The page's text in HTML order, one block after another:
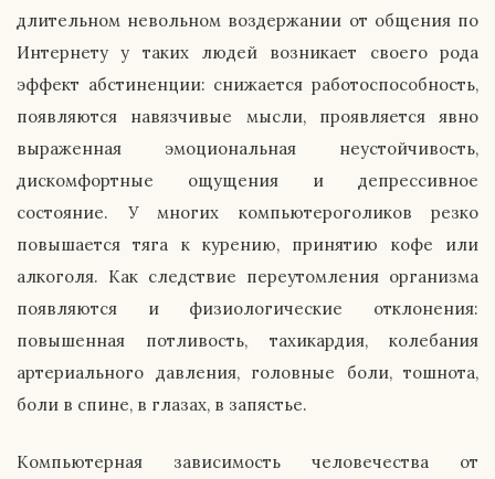
длительном невольном воздержании от общения по
Интернету у таких людей возникает своего рода
эффект абстиненции: снижается работоспособность,
появляются навязчивые мысли, проявляется явно
выраженная эмоциональная неустойчивость,
дискомфортные ощущения и депрессивное
состояние. У многих компьютероголиков резко
повышается тяга к курению, принятию кофе или
алкоголя. Как следствие переутомления организма
появляются и физиологические отклонения:
повышенная потливость, тахикардия, колебания
артериального давления, головные боли, тошнота,
боли в спине, в глазах, в запястье.
Компьютерная зависимость человечества от